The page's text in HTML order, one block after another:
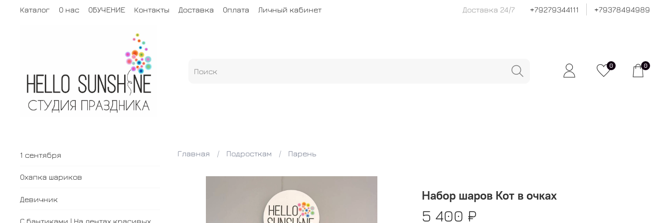
Каталог О нас ОБУЧЕНИЕ Контакты Доставка Оплата Личный кабинет Доставка 24/7 +79279344111 +79378494989
0 0
Главная Подросткам Парень
Набор шаров Кот в очках
5 400 ₽
1 сентября
Охапка шариков
Девичник
С бантиками | На лентах красивых